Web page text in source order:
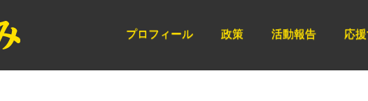
プロフィール 政策 活動報告 応